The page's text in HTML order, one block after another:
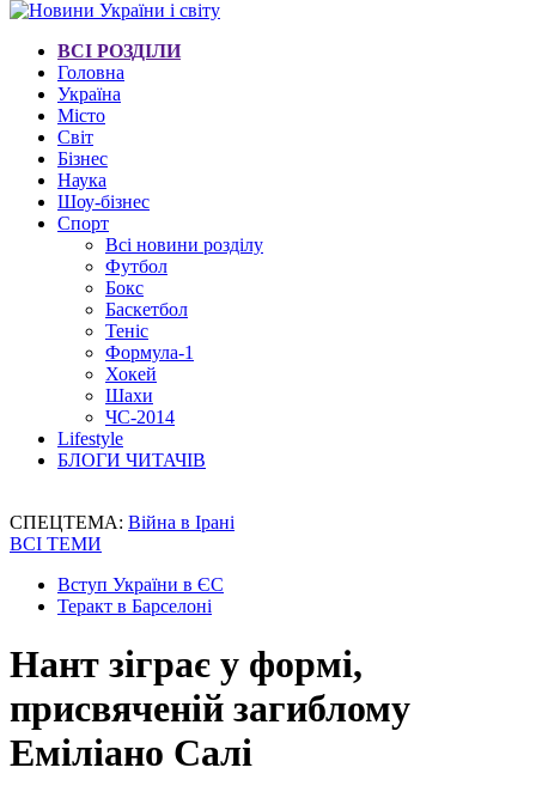
ВСІ РОЗДІЛИ
Головна
Україна
Місто
Світ
Бізнес
Наука
Шоу-бізнес
Спорт
Всі новини розділу
Футбол
Бокс
Баскетбол
Теніс
Формула-1
Хокей
Шахи
ЧС-2014
Lifestyle
БЛОГИ ЧИТАЧІВ
СПЕЦТЕМА: Війна в Ірані
ВСІ ТЕМИ
Вступ України в ЄС
Теракт в Барселоні
Нант зіграє у формі,
присвяченій загиблому
Еміліано Салі